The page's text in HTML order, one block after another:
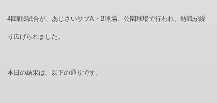
4回戦8試合が、あじさいサブA・B球場、公園球場で行われ、熱戦が繰
り広げられました。
本日の結果は、以下の通りです。